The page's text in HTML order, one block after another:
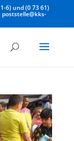
6) und (0 73 61)
poststelle@kks-